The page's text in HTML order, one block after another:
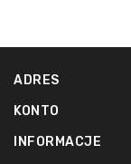
ADRES
KONTO
INFORMACJE